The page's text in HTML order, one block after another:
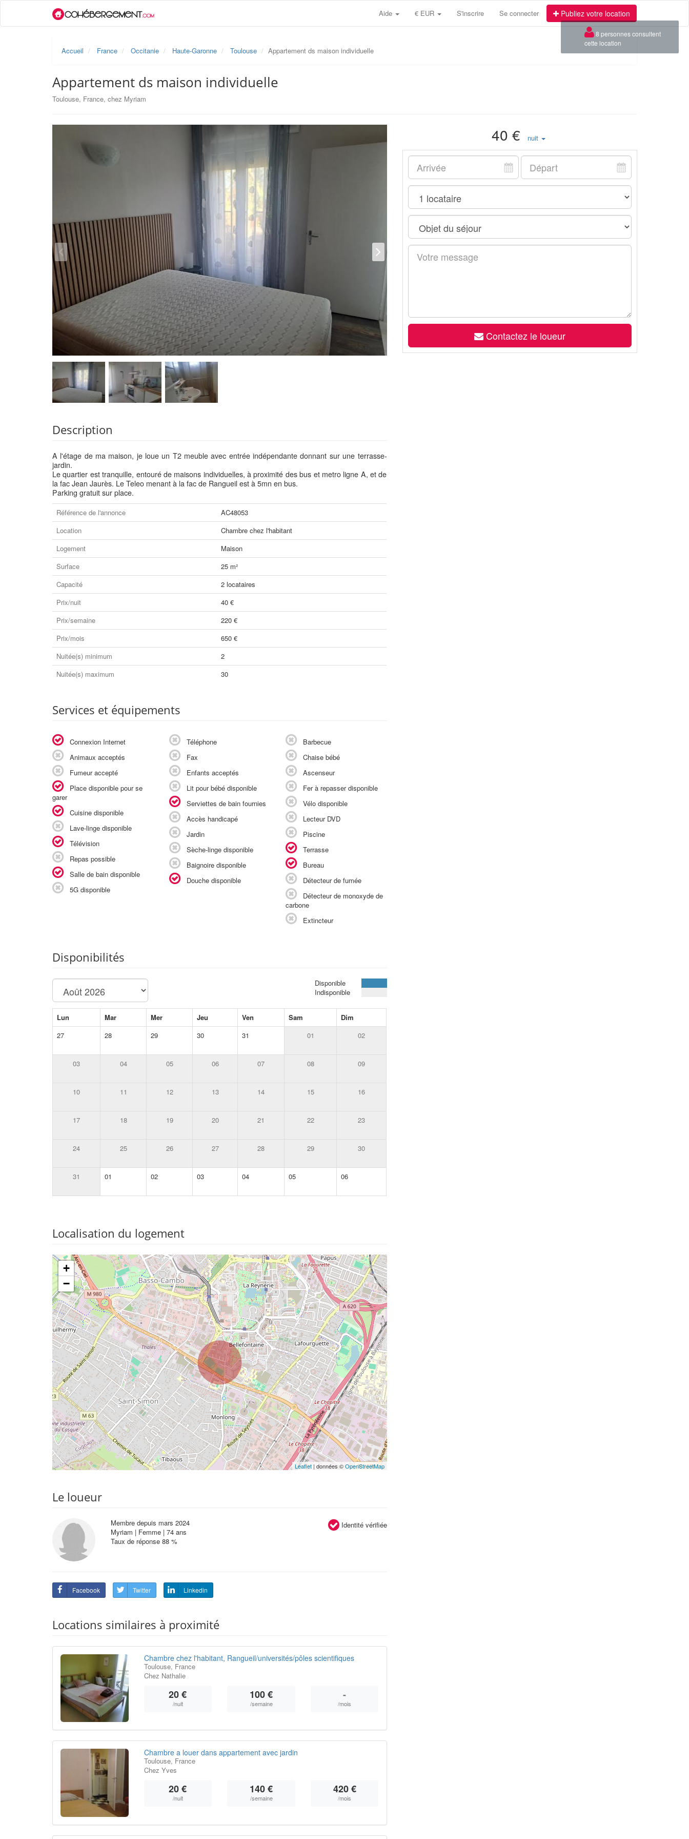
Aide € EUR S'inscrire Se connecter Publiez votre location
Accueil France Occitanie Haute-Garonne Toulouse Appartement ds maison individuelle
Appartement ds maison individuelle
Toulouse, France, chez Myriam
40 € nuit
Contactez le loueur
Description
A l'étage de ma maison, je loue un T2 meuble avec entrée indépendante donnant sur une terrasse-
jardin.
Le quartier est tranquille, entouré de maisons individuelles, à proximité des bus et metro ligne A, et de
la fac Jean Jaurès. Le Teleo menant à la fac de Rangueil est à 5mn en bus.
Parking gratuit sur place.
Référence de l'annonce
AC48053
Location
Chambre chez l'habitant
Logement
Maison
Surface
25 m²
Capacité
2 locataires
Prix/nuit
40 €
Prix/semaine
220 €
Prix/mois
650 €
Nuitée(s) minimum
2
Nuitée(s) maximum
30
Services et équipements
Connexion Internet
Animaux acceptés
Fumeur accepté
Place disponible pour se
garer
Cuisine disponible
Lave-linge disponible
Télévision
Repas possible
Salle de bain disponible
5G disponible
Téléphone
Fax
Enfants acceptés
Lit pour bébé disponible
Serviettes de bain fournies
Accès handicapé
Jardin
Sèche-linge disponible
Baignoire disponible
Douche disponible
Barbecue
Chaise bébé
Ascenseur
Fer à repasser disponible
Vélo disponible
Lecteur DVD
Piscine
Terrasse
Bureau
Détecteur de fumée
Détecteur de monoxyde de
carbone
Extincteur
Disponibilités
Disponible
Indisponible
Lun Mar Mer Jeu Ven Sam
Dim
27
28 29 30 31 01 02
03 04 05 06 07 08 09
10 11 12 13 14 15 16
17 18 19 20 21 22 23
24 25 26 27 28 29 30
31 01 02 03 04 05 06
Localisation du logement
+
−
Leaflet| données ©OpenStreetMap
Le loueur
Identité vérifiée
Membre depuis mars 2024
Myriam | Femme | 74 ans
Taux de réponse 88 %
Facebook Twitter Linkedin
Locations similaires à proximité
Chambre chez l'habitant, Rangueil/universités/pôles scientifiques
Toulouse, France
Chez Nathalie
20 €
/nuit
100 €
/semaine
-
/mois
Chambre a louer dans appartement avec jardin
Toulouse, France
Chez Yves
20 €
/nuit
140 €
/semaine
420 €
/mois
×
8 personnes consultent
cette location